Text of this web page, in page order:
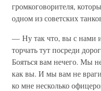
громкоговорителя,
одном из советских
— Ну так что, вы с нами
торчать тут посреди
Бояться вам нечего. Мы
как вы. И мы вам не
ко мне несколько